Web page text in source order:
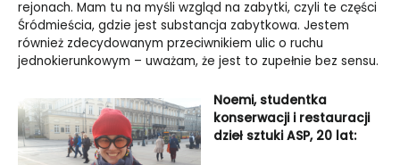
rejonach. Mam tu na myśli wzgląd na zabytki, czyli te części
Śródmieścia, gdzie jest substancja zabytkowa. Jestem
również zdecydowanym przeciwnikiem ulic o ruchu
jednokierunkowym – uważam, że jest to zupełnie bez sensu.
Noemi, studentka
konserwacji i restauracji
dzieł sztuki ASP, 20 lat: